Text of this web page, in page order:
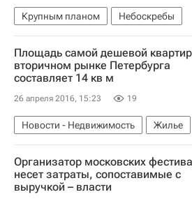
Крупным планом
Небоскребы
Архитектура
Аналитика – РИА
Площадь самой дешевой
вторичном рынке Петербурга
составляет 14 кв м
26 апреля 2016, 15:23 19
Новости - Недвижимость
Жилье
Санкт-Петербург
Цены Россия
Организатор московских
несет затраты, сопоставимые с
выручкой – власти